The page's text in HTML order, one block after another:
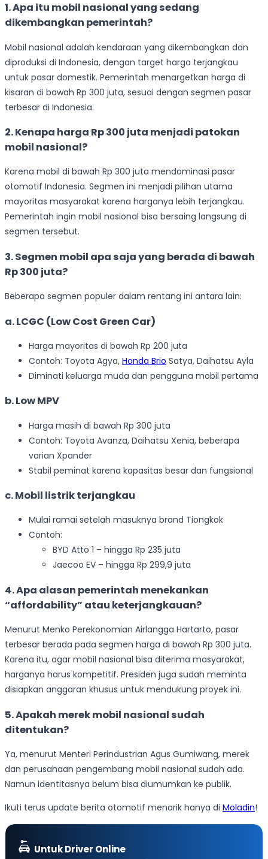
1. Apa itu mobil nasional yang sedang
dikembangkan pemerintah?
Mobil nasional adalah kendaraan yang dikembangkan dan
diproduksi di Indonesia, dengan target harga terjangkau
untuk pasar domestik. Pemerintah menargetkan harga di
kisaran di bawah Rp 300 juta, sesuai dengan segmen pasar
terbesar di Indonesia.
2. Kenapa harga Rp 300 juta menjadi patokan
mobil nasional?
Karena mobil di bawah Rp 300 juta mendominasi pasar
otomotif Indonesia. Segmen ini menjadi pilihan utama
mayoritas masyarakat karena harganya lebih terjangkau.
Pemerintah ingin mobil nasional bisa bersaing langsung di
segmen tersebut.
3. Segmen mobil apa saja yang berada di bawah
Rp 300 juta?
Beberapa segmen populer dalam rentang ini antara lain:
a. LCGC (Low Cost Green Car)
Harga mayoritas di bawah Rp 200 juta
Contoh: Toyota Agya, Honda Brio Satya, Daihatsu Ayla
Diminati keluarga muda dan pengguna mobil pertama
b. Low MPV
Harga masih di bawah Rp 300 juta
Contoh: Toyota Avanza, Daihatsu Xenia, beberapa
varian Xpander
Stabil peminat karena kapasitas besar dan fungsional
c. Mobil listrik terjangkau
Mulai ramai setelah masuknya brand Tiongkok
Contoh:
BYD Atto 1 – hingga Rp 235 juta
Jaecoo EV – hingga Rp 299,9 juta
4. Apa alasan pemerintah menekankan
“affordability” atau keterjangkauan?
Menurut Menko Perekonomian Airlangga Hartarto, pasar
terbesar berada pada segmen harga di bawah Rp 300 juta.
Karena itu, agar mobil nasional bisa diterima masyarakat,
harganya harus kompetitif. Presiden juga sudah meminta
disiapkan anggaran khusus untuk mendukung proyek ini.
5. Apakah merek mobil nasional sudah
ditentukan?
Ya, menurut Menteri Perindustrian Agus Gumiwang, merek
dan perusahaan pengembang mobil nasional sudah ada.
Namun identitasnya belum bisa diumumkan ke publik.
Ikuti terus update berita otomotif menarik hanya di Moladin!
Untuk Driver Online